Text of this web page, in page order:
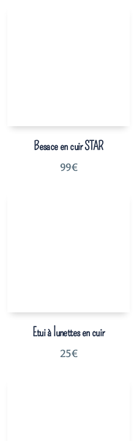
Besace en cuir STAR
99€
Etui à lunettes en cuir
25€